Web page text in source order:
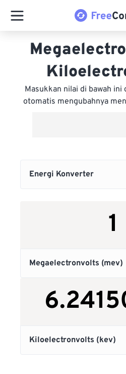
Masukkan nilai di bawah ini
otomatis mengubahnya